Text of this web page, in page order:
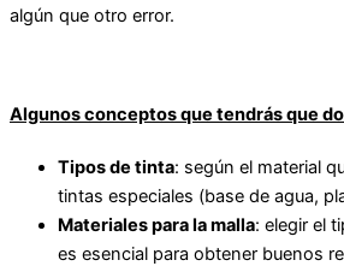
algún que otro error.
Algunos conceptos que tendrás que
Tipos de tinta: según el material
tintas especiales (base de agua,
Materiales para la malla: elegir el
es esencial para obtener buenos